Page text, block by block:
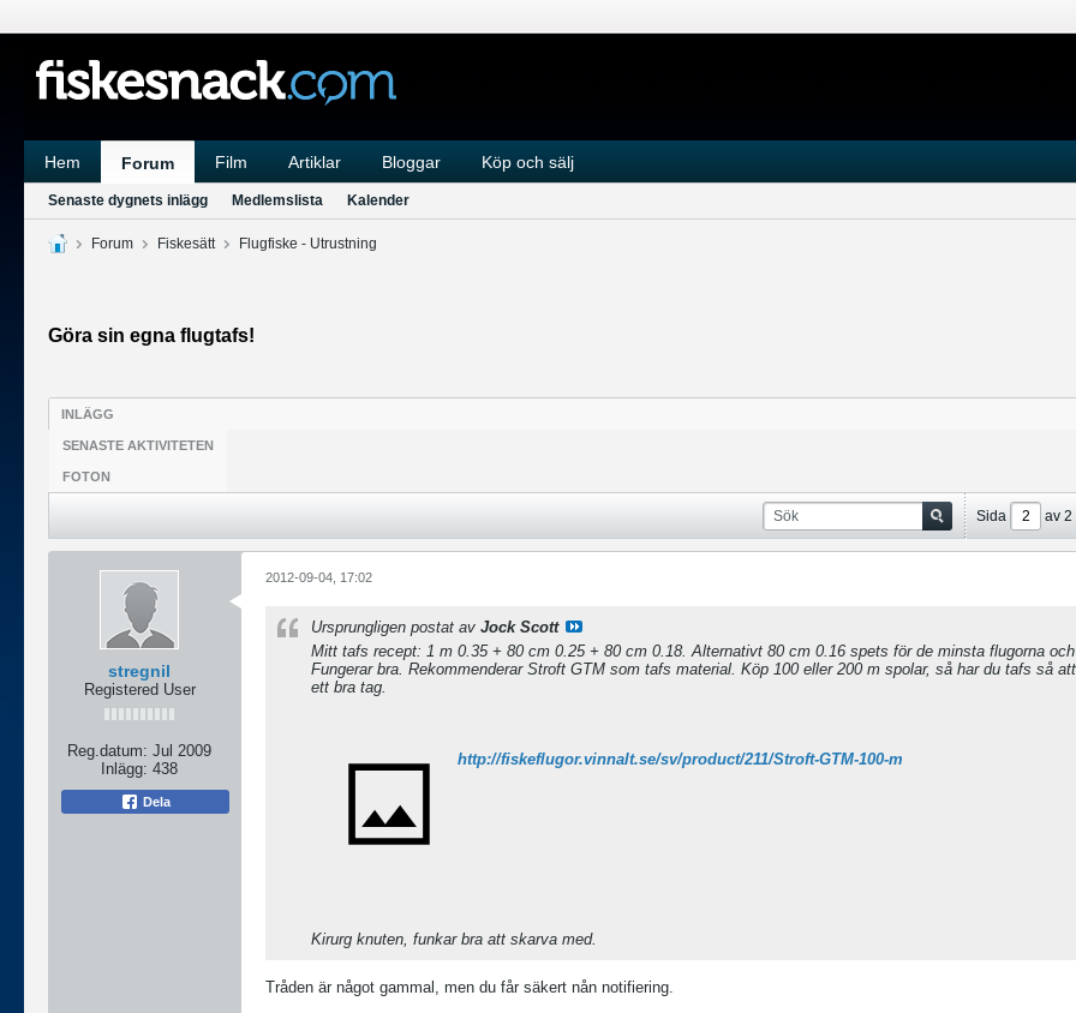
Hem Forum Film Artiklar Bloggar Köp och sälj
Senaste dygnets inlägg Medlemslista Kalender
Forum Fiskesätt Flugfiske - Utrustning
Göra sin egna flugtafs!
INLÄGG
SENASTE AKTIVITETEN
FOTON
Sida av 2
stregnil
Registered User
Reg.datum: Jul 2009
Inlägg: 438
Dela
2012-09-04, 17:02
Ursprungligen postat av Jock Scott
Mitt tafs recept: 1 m 0.35 + 80 cm 0.25 + 80 cm 0.18. Alternativt 80 cm 0.16 spets för de minsta flugorna
Fungerar bra. Rekommenderar Stroft GTM som tafs material. Köp 100 eller 200 m spolar, så har du tafs så
ett bra tag.
http://fiskeflugor.vinnalt.se/sv/product/211/Stroft-GTM-100-m
Kirurg knuten, funkar bra att skarva med.
Tråden är något gammal, men du får säkert nån notifiering.